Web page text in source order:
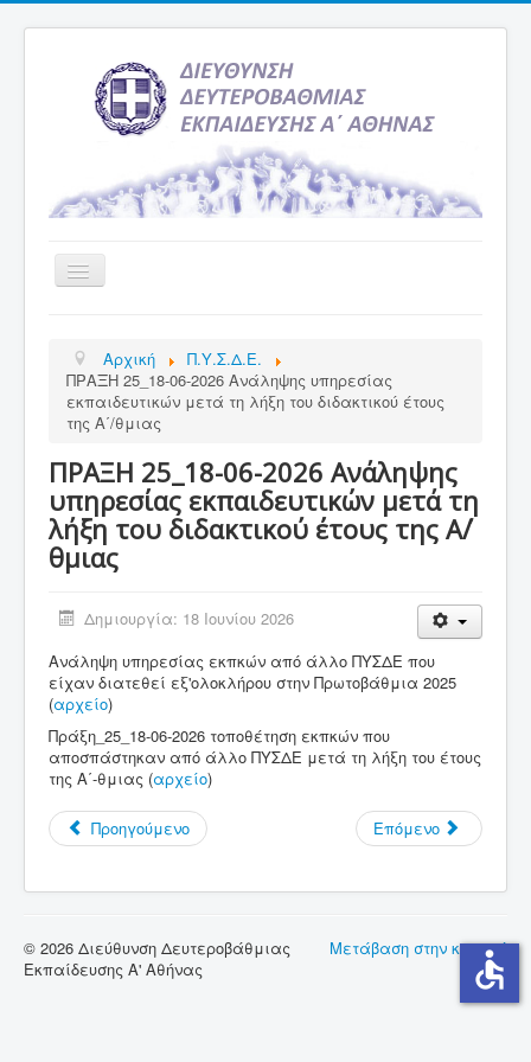
Εναλλαγή
πλοήγησης
Υπηρεσία Ενημέρωσης
Τελευταία νέα
Εκδρομές
Δραστηριότητες Σχολείων
Σύνδεσμοι
Επικοινωνία
Αρχική
Π.Υ.Σ.Δ.Ε.
ΠΡΑΞΗ 25_18-06-2026 Ανάληψης υπηρεσίας
εκπαιδευτικών μετά τη λήξη του διδακτικού έτους
της Α΄/θμιας
ΠΡΑΞΗ 25_18-06-2026 Ανάληψης
υπηρεσίας εκπαιδευτικών μετά τη
λήξη του διδακτικού έτους της Α΄/
θμιας
Δημιουργία: 18 Ιουνίου 2026
Ανάληψη υπηρεσίας εκπκών από άλλο ΠΥΣΔΕ που
είχαν διατεθεί εξ'ολοκλήρου στην Πρωτοβάθμια 2025
(αρχείο)
Πράξη_25_18-06-2026 τοποθέτηση εκπκών που
αποσπάστηκαν από άλλο ΠΥΣΔΕ μετά τη λήξη του έτους
της Α΄-θμιας (αρχείο)
Προηγούμενο Επόμενο
Μετάβαση στην κορυφή
© 2026 Διεύθυνση Δευτεροβάθμιας
Εκπαίδευσης Α' Αθήνας
accessible